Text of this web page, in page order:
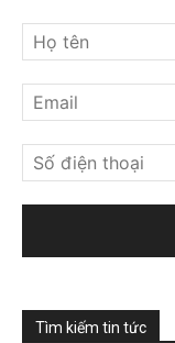
Tìm kiếm tin tức